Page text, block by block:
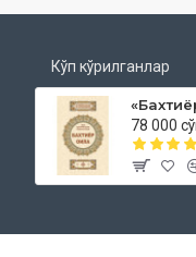
Кўп кўрилганлар
78 000